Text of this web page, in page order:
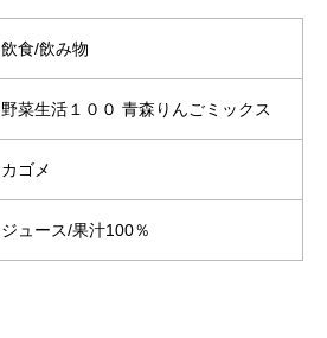
飲食/飲み物
野菜生活１００ 青森りんごミックス
カゴメ
ジュース/果汁100％